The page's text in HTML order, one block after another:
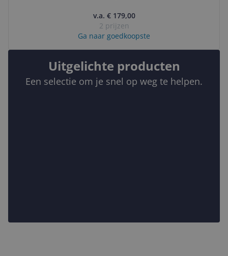
v.a. € 179,00
2 prijzen
Ga naar goedkoopste
Uitgelichte producten
Een selectie om je snel op weg te helpen.